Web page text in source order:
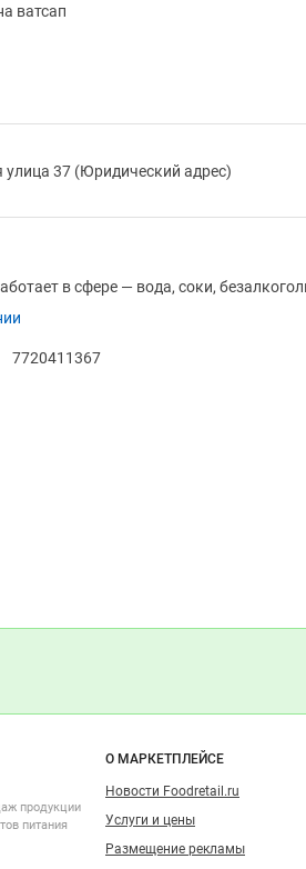
ватсап
улица 37 (Юридический адрес)
в сфере — вода, соки,
7720411367
продукции
питания
Навигация по сайту
О МАРКЕТПЛЕЙСЕ
Новости Foodretail.ru
Услуги и цены
Размещение рекламы